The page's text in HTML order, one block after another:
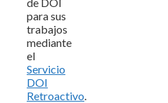
para sus
trabajos
mediante
el
Servicio
DOI
Retroactivo.